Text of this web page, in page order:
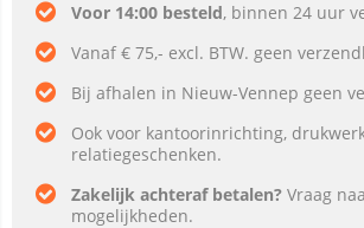
Voor 14:00 besteld, binnen 24 uur
Vanaf € 75,- excl. BTW. geen
Bij afhalen in Nieuw-Vennep geen
Ook voor kantoorinrichting,
relatiegeschenken.
Zakelijk achteraf betalen? Vraag
mogelijkheden.